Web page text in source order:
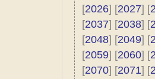
[2026] [2027] [
[2037] [2038] [
[2048] [2049] [
[2059] [2060] [
[2070] [2071] [